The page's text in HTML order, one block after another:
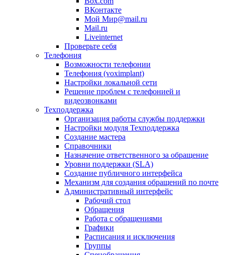
ВКонтакте
Мой Мир@mail.ru
Mail.ru
Liveinternet
Проверьте себя
Телефония
Возможности телефонии
Телефония (voximplant)
Настройки локальной сети
Решение проблем с телефонией и
видеозвонками
Техподдержка
Организация работы службы поддержки
Настройки модуля Техподдержка
Создание мастера
Справочники
Назначение ответственного за обращение
Уровни поддержки (SLA)
Создание публичного интерфейса
Механизм для создания обращений по почте
Административный интерфейс
Рабочий стол
Обращения
Работа с обращениями
Графики
Расписания и исключения
Группы